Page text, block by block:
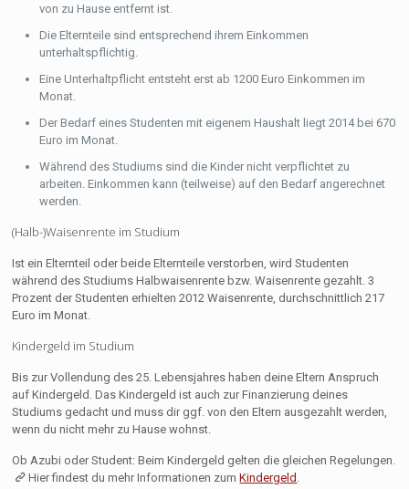
von zu Hause entfernt ist.
Die Elternteile sind entsprechend ihrem Einkommen
unterhaltspflichtig.
Eine Unterhaltpflicht entsteht erst ab 1200 Euro Einkommen im
Monat.
Der Bedarf eines Studenten mit eigenem Haushalt liegt 2014 bei 670
Euro im Monat.
Während des Studiums sind die Kinder nicht verpflichtet zu
arbeiten. Einkommen kann (teilweise) auf den Bedarf angerechnet
werden.
(Halb-)Waisenrente im Studium
Ist ein Elternteil oder beide Elternteile verstorben, wird Studenten
während des Studiums Halbwaisenrente bzw. Waisenrente gezahlt. 3
Prozent der Studenten erhielten 2012 Waisenrente, durchschnittlich 217
Euro im Monat.
Kindergeld im Studium
Bis zur Vollendung des 25. Lebensjahres haben deine Eltern Anspruch
auf Kindergeld. Das Kindergeld ist auch zur Finanzierung deines
Studiums gedacht und muss dir ggf. von den Eltern ausgezahlt werden,
wenn du nicht mehr zu Hause wohnst.
Ob Azubi oder Student: Beim Kindergeld gelten die gleichen Regelungen.
Hier findest du mehr Informationen zumKindergeld .